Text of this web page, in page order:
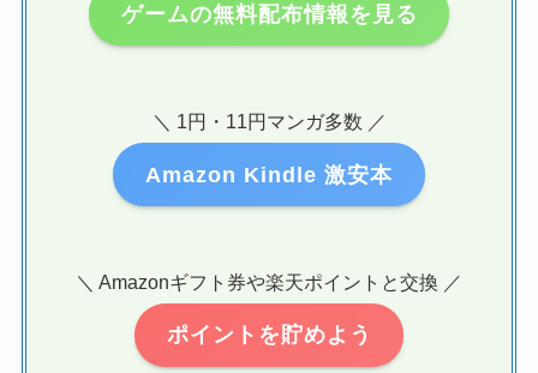
ゲームの無料配布情報を見る
＼ 1円・11円マンガ多数 ／
Amazon Kindle 激安本
＼ Amazonギフト券や楽天ポイントと交換 ／
ポイントを貯めよう